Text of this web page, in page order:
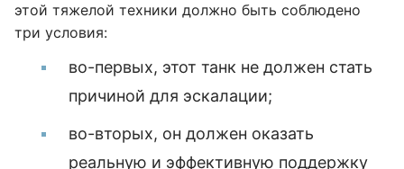
этой тяжелой техники должно быть соблюдено
три условия:
во-первых, этот танк не должен стать
причиной для эскалации;
во-вторых, он должен оказать
реальную и эффективную поддержку